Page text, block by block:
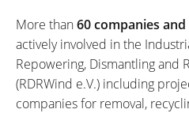
More than60 companies
actively involved in the
Repowering, Dismantling and
(RDRWind e.V.) including
companies for removal,